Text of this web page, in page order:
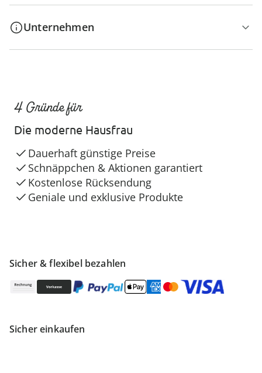
Unternehmen
Sicher & flexibel bezahlen
Sicher einkaufen
4 Gründe für
Die moderne Hausfrau
Dauerhaft günstige Preise
Schnäppchen & Aktionen garantiert
Kostenlose Rücksendung
Geniale und exklusive Produkte